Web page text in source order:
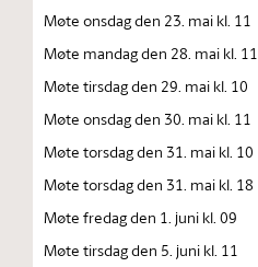
Møte onsdag den 23. mai kl. 11
Møte mandag den 28. mai kl. 11
Møte tirsdag den 29. mai kl. 10
Møte onsdag den 30. mai kl. 11
Møte torsdag den 31. mai kl. 10
Møte torsdag den 31. mai kl. 18
Møte fredag den 1. juni kl. 09
Møte tirsdag den 5. juni kl. 11